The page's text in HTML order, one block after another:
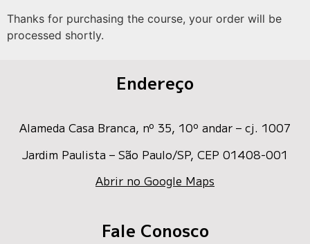
Thanks for purchasing the course, your order will be
processed shortly.
Endereço
Alameda Casa Branca, nº 35, 10º andar – cj. 1007
Jardim Paulista – São Paulo/SP, CEP 01408-001
Abrir no Google Maps
Fale Conosco